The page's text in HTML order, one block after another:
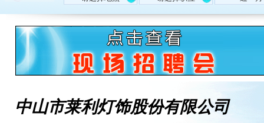
中山市莱利灯饰股份有限公司